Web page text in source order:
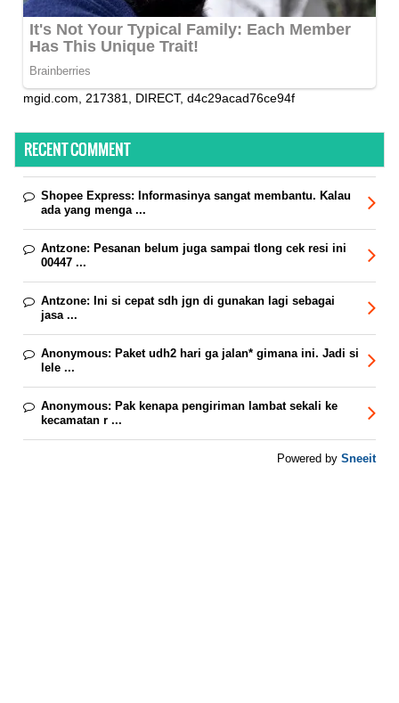
mgid.com, 217381, DIRECT, d4c29acad76ce94f
RECENT COMMENT
Shopee Express: Informasinya sangat membantu. Kalau
ada yang menga ...
Antzone: Pesanan belum juga sampai tlong cek resi ini
00447 ...
Antzone: Ini si cepat sdh jgn di gunakan lagi sebagai
jasa ...
Anonymous: Paket udh2 hari ga jalan* gimana ini. Jadi si
lele ...
Anonymous: Pak kenapa pengiriman lambat sekali ke
kecamatan r ...
Powered by Sneeit